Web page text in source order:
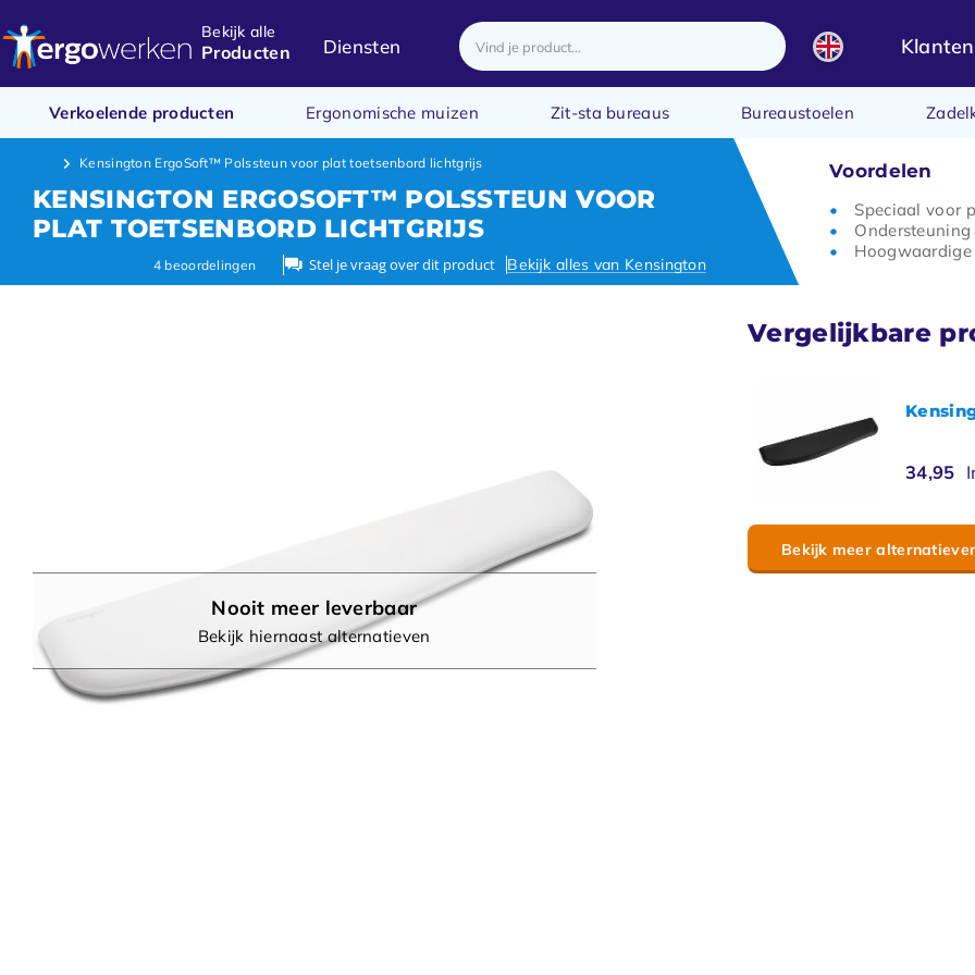
Bekijk alle
Producten Diensten
Verkoelende producten Ergonomische muizen Zit-sta bureaus Bureaustoelen
Kensington ErgoSoft™ Polssteun voor plat toetsenbord lichtgrijs
KENSINGTON ERGOSOFT™ POLSSTEUN VOOR
PLAT TOETSENBORD LICHTGRIJS
4 beoordelingen Stel je vraag over dit product Bekijk alles van Kensington
Voordelen
Speciaal voor
Nooit meer leverbaar
Bekijk hiernaast alternatieven
Vergelijkbare
34,95
Bekijk meer